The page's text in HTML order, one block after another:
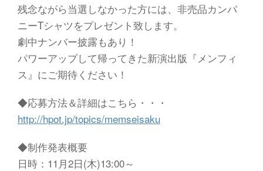
残念ながら当選しなかった方には、非売品カンパ
ニーTシャツをプレゼント致します。
劇中ナンバー披露もあり！
パワーアップして帰ってきた新演出版『メンフィ
ス』にご期待ください！
◆応募方法＆詳細はこちら・・・
http://hpot.jp/topics/memseisaku
◆制作発表概要
日時：11月2日(木)13:00～